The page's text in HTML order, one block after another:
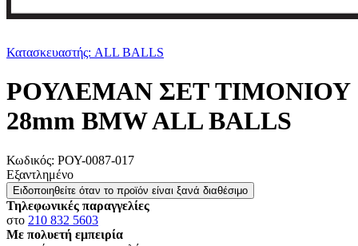
Κατασκευαστής: ALL BALLS
ΡΟΥΛΕΜΑΝ ΣΕΤ TΙΜΟΝΙΟΥ
28mm BMW ALL BALLS
Κωδικός: ΡΟΥ-0087-017
Εξαντλημένο
Ειδοποιηθείτε όταν το προϊόν είναι ξανά διαθέσιμο
Τηλεφωνικές παραγγελίες
στο 210 832 5603
Με πολυετή εμπειρία